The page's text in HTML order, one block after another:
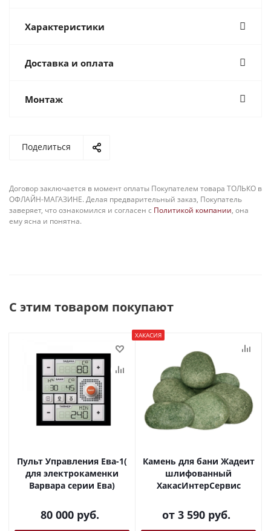
Характеристики
Доставка и оплата
Монтаж
Поделиться
Договор заключается в момент оплаты Покупателем товара ТОЛЬКО в
ОФЛАЙН-МАГАЗИНЕ. Делая предварительный заказ, Покупатель
заверяет, что ознакомился и согласен с Политикой компании, она
ему ясна и понятна.
С этим товаром покупают
Пульт Управления Ева-1(
для электрокаменки
Варвара серии Ева)
80 000 руб.
ХАКАСИЯ
Камень для бани Жадеит
шлифованный
ХакасИнтерСервис
от 3 590 руб.